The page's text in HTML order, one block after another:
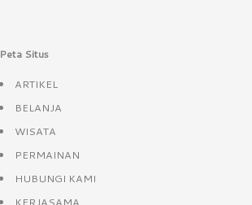
Peta Situs
ARTIKEL
BELANJA
WISATA
PERMAINAN
HUBUNGI KAMI
KERJASAMA